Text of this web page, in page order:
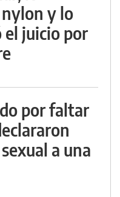
y lo
el juicio por
por faltar
a una